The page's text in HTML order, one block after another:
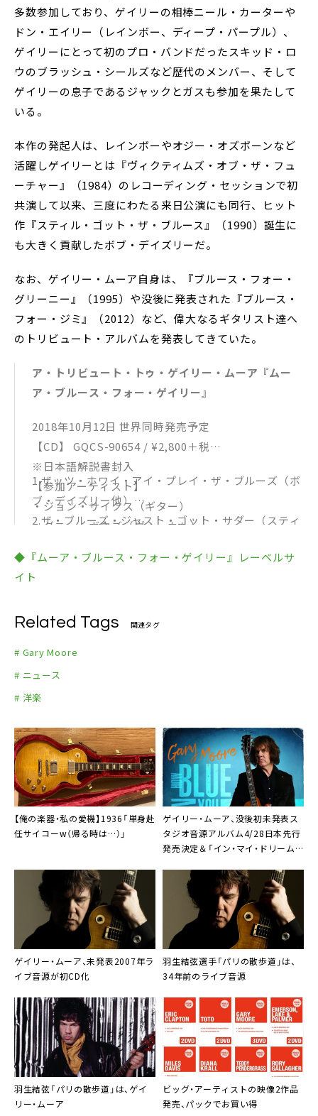
多数参加しており、ゲイリーの相棒ニール・カーターや
ドン・エイリー（レインボー、ディープ・パープル）、
ゲイリーにとって初のプロ・バンドだったスキッド・ロ
ウのブラッシュ・シールズなど歴代のメンバー、そして
ゲイリーの息子であるジャックとガスも参加を果たして
いる。
本作の発起人は、レインボーやオジー・オズボーンなど
活躍しゲイリーとは『ヴィクティムズ・オブ・ザ・フュ
ーチャー』（1984）のレコーディング・セッションで初
共演して以来、三度にわたる来日公演にも同行、ヒット
作『スティル・ゴット・ザ・ブルース』（1990）誕生に
も大きく貢献したボブ・デイズリーだ。
なお、ゲイリー・ムーア自身は、『ブルース・フォー・
グリーニー』（1995）や没後に発表された『ブルース・
フォー・ジミ』（2012）など、偉大なるギタリスト達へ
のトリビュート・アルバムを発表してきていた。
ア・トリビュート・トゥ・ゲイリー・ムーア『ムー
ア・ブルース・フォー・ゲイリー』
2018年10月12日 世界同時発売予定
【CD】 GQCS-90654 / ¥2,800＋税
※日本語解説書封入
【参加アーティスト】
・ジョン・サイクス（ギター）
・ダニー・ボウズ（ヴォーカル）
・ニール・カーター（リード・ヴォーカル、キーボー
・ジョー・リン・ターナー（ヴォーカル）
・スティーヴ・モーズ（ギター）
・デーモン・ジョンソン（ヴォーカル、リード・ギタ
ー）
・エリック・シンガー（ドラムス）
・ダグ・アルドリッチ（ギター）
・ジェフ・ワトソン（リード・ギター）
・ブラッシュ・シールズ（ヴォーカル）
・ボブ・デイズリー（ベース、ハーモニカ、バッキン
・ジャック・ムーア（リード・ギター）他
1.ザッツ・ホワイ・アイ・プレイ・ザ・ブルーズ（ボ
ブ・デイズリー他）
2.ザ・ブルーズ・ジャスト・ゴット・サダー（スティ
3.エンプティ・ルームズ（ニール・カーター他）
4.スティル・ゴット・ザ・ブルース（ジョン・サイク
5.テキサス・ストラット（ブラッシュ・シールズ他）
7.ザ・ローナー（ドン・エイリー、ダグ・アルドリッ
チ、エリック・シンガー他）
8.トーン・インサイド（スタン・ウェブ、ダリン・ム
9.甘い言葉に気をつけろ（デーモン・ジョンソン他）
10.ストーリー・オブ・ザ・ブルース（ボブ・デイズ
リー他）
11.ディス・ワンズ・フォー・ユー（ガス・ムーア、
ジャック・ムーア他）
12.パワー・オブ・ザ・ブルーズ（ジョー・リン・タ
ーナー、ジェフ・ワトソン他）
13.パリの散歩道（リッキー・ウォリック、スティー
ヴ・モーズ他）
◆『ムーア・ブルース・フォー・ゲイリー』レーベルサ
イト
Related Tags 関連タグ
# Gary Moore
# ニュース
# 洋楽
【俺の楽器・私の愛機】1936「単身赴
任サイコーw（帰る時は…）」
ゲイリー・ムーア、没後初未発表ス
タジオ音源アルバム4/28日本先行
発売決定＆「イン・マイ・ドリーム
ゲイリー・ムーア、未発表2007年ラ
イブ音源が初CD化
羽生結弦選手「パリの散歩道 」は、
34年前のライブ音源
羽生結弦「パリの散歩道」は、 ゲイ
リー・ムーア
ビッグ・アーティストの映像2作品
発売、パックでお買い得